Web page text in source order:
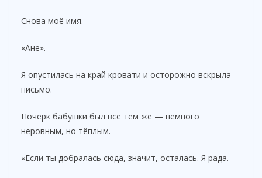
Снова моё имя.
«Ане».
Я опустилась на край кровати и осторожно вскрыла
письмо.
Почерк бабушки был всё тем же — немного
неровным, но тёплым.
«Если ты добралась сюда, значит, осталась. Я рада.